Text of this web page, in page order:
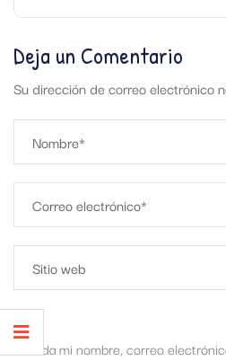
Deja un Comentario
Su dirección de correo electrónico
Guarda mi nombre, correo